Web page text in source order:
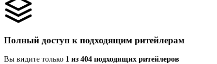
Полный доступ к подходящим ритейлерам
Вы видите только 1 из 404 подходящих ритейлеров